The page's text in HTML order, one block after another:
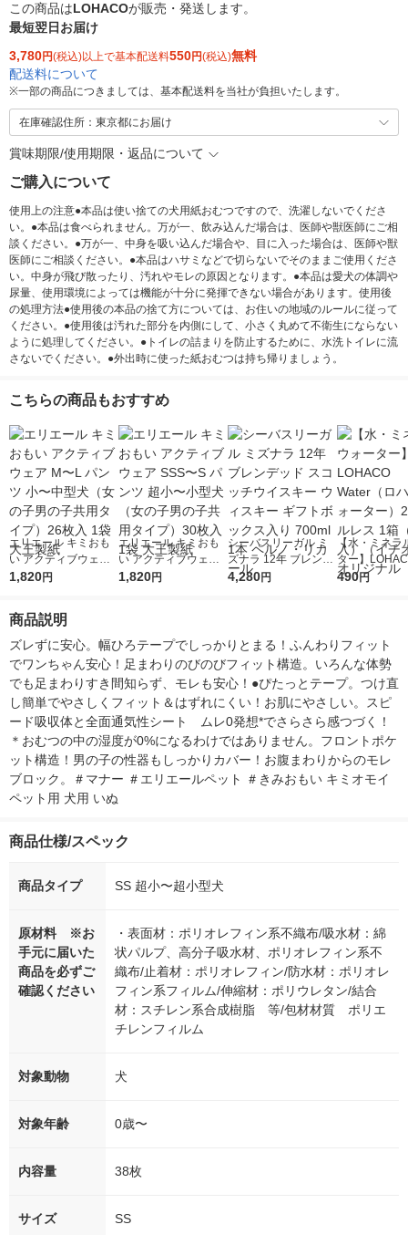
この商品はLOHACOが販売・発送します。
最短翌日お届け
3,780円(税込)以上で基本配送料550円(税込)無料
配送料について
※一部の商品につきましては、基本配送料を当社が負担いたします。
在庫確認住所：東京都にお届け
賞味期限/使用期限・返品について
ご購入について
使用上の注意●本品は使い捨ての犬用紙おむつですので、洗濯しないでくださ
い。●本品は食べられません。万が一、飲み込んだ場合は、医師や獣医師にご相
談ください。●万が一、中身を吸い込んだ場合や、目に入った場合は、医師や獣
医師にご相談ください。●本品はハサミなどで切らないでそのままご使用くださ
い。中身が飛び散ったり、汚れやモレの原因となります。●本品は愛犬の体調や
尿量、使用環境によっては機能が十分に発揮できない場合があります。使用後
の処理方法●使用後の本品の捨て方については、お住いの地域のルールに従って
ください。●使用後は汚れた部分を内側にして、小さく丸めて不衛生にならない
ように処理してください。●トイレの詰まりを防止するために、水洗トイレに流
さないでください。●外出時に使った紙おむつは持ち帰りましょう。
こちらの商品もおすすめ
エリエール キミおも
い アクティブウェア
M〜L パンツ 小〜中型
大王製紙
1,820円
エリエール キミおも
い アクティブウェア
SSS〜S パンツ 超
1,820円
シーバスリーガル ミ
ズナラ 12年 ブレンデ
ッド スコッチウイス
ル
4,280円
【水・ミネラ
ター】
r（ロハコウ
490円
商品説明
ズレずに安心。幅ひろテープでしっかりとまる！ふんわりフィット
でワンちゃん安心！足まわりのびのびフィット構造。いろんな体勢
でも足まわりすき間知らず、モレも安心！●ぴたっとテープ。つけ直
し簡単でやさしくフィット＆はずれにくい！お肌にやさしい。スピ
ード吸収体と全面通気性シート　ムレ0発想*でさらさら感つづく！
＊おむつの中の湿度が0%になるわけではありません。フロントポケ
ット構造！男の子の性器もしっかりカバー！お腹まわりからのモレ
ブロック。＃マナー ＃エリエールペット ＃きみおもい キミオモイ
ペット用 犬用 いぬ
商品仕様/スペック
商品タイプ SS 超小〜超小型犬
原材料 ※お
手元に届いた
商品を必ずご
確認ください
・表面材：ポリオレフィン系不織布/吸水材：綿
状パルプ、高分子吸水材、ポリオレフィン系不
織布/止着材：ポリオレフィン/防水材：ポリオレ
フィン系フィルム/伸縮材：ポリウレタン/結合
材：スチレン系合成樹脂 等/包材材質 ポリエ
チレンフィルム
対象動物 犬
対象年齢 0歳〜
内容量 38枚
サイズ SS